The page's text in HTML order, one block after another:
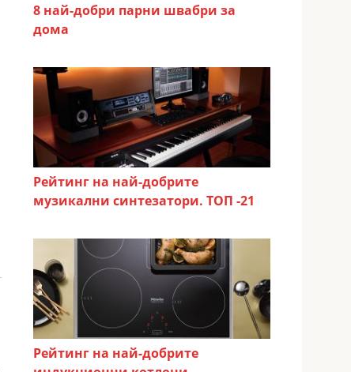
8 най-добри парни швабри за
дома
Рейтинг на най-добрите
музикални синтезатори. ТОП -21
Рейтинг на най-добрите